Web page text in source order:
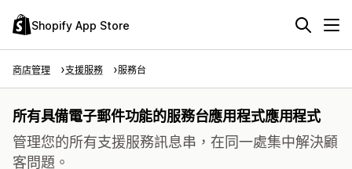
Shopify App Store
商店管理 支援服務 服務台
所有具備電子郵件功能的服務台應用程式應用程式
管理您的所有支援服務訊息串，在同一處集中解決顧
客問題。